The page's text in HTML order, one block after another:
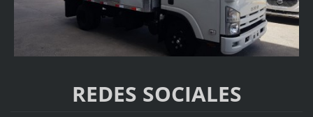
REDES SOCIALES